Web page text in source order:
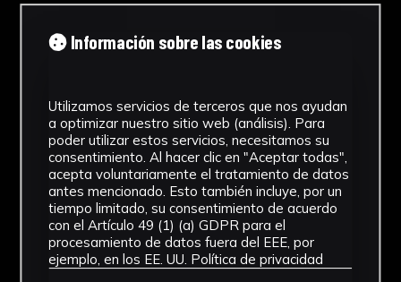
Sobres del Consejo de Administración de
Radiotelevisión en Andalucía, destinados a
guardar las postales navideñas para el año
NºCatálogo
FGD-04-0XX-015
Tipología
Información sobre las cookies
Utilizamos servicios de terceros que nos ayudan
a optimizar nuestro sitio web (análisis). Para
poder utilizar estos servicios, necesitamos su
consentimiento. Al hacer clic en "Aceptar todas",
acepta voluntariamente el tratamiento de datos
antes mencionado. Esto también incluye, por un
tiempo limitado, su consentimiento de acuerdo
con el Artículo 49 (1) (a) GDPR para el
procesamiento de datos fuera del EEE, por
ejemplo, en los EE. UU. Política de privacidad